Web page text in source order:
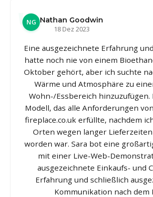
NG Nathan Goodwin
18 Dez 2023
Eine ausgezeichnete Erfahrung
hatte noch nie von einem
Oktober gehört, aber ich suchte
Wärme und Atmosphäre zu
Wohn-/Essbereich hinzuzufügen.
Modell, das alle Anforderungen
fireplace.co.uk erfüllte, nachdem
Orten wegen langer
worden war. Sara bot eine
mit einer Live-Web-
ausgezeichnete Einkaufs- und
Erfahrung und schließlich
Kommunikation nach dem